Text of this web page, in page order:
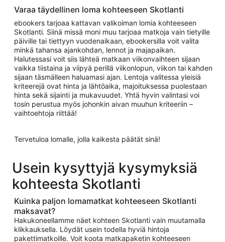
Varaa täydellinen loma kohteeseen Skotlanti
ebookers tarjoaa kattavan valikoiman lomia kohteeseen
Skotlanti. Siinä missä moni muu tarjoaa matkoja vain tietyille
päiville tai tiettyyn vuodenaikaan, ebookersilla voit valita
minkä tahansa ajankohdan, lennot ja majapaikan.
Halutessasi voit siis lähteä matkaan viikonvaihteen sijaan
vaikka tiistaina ja viipyä perillä viikonlopun, viikon tai kahden
sijaan täsmälleen haluamasi ajan. Lentoja valitessa yleisiä
kriteerejä ovat hinta ja lähtöaika, majoituksessa puolestaan
hinta sekä sijainti ja mukavuudet. Yhtä hyvin valintasi voi
tosin perustua myös johonkin aivan muuhun kriteeriin –
vaihtoehtoja riittää!
Tervetuloa lomalle, jolla kaikesta päätät sinä!
Usein kysyttyjä kysymyksiä
kohteesta Skotlanti
Kuinka paljon lomamatkat kohteeseen Skotlanti
maksavat?
Hakukoneellamme näet kohteen Skotlanti vain muutamalla
klikkauksella. Löydät usein todella hyviä hintoja
pakettimatkoille. Voit koota matkapaketin kohteeseen